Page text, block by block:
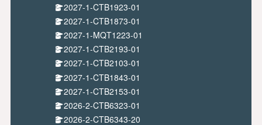
2027-1-CTB1923-01
2027-1-CTB1873-01
2027-1-MQT1223-01
2027-1-CTB2193-01
2027-1-CTB2103-01
2027-1-CTB1843-01
2027-1-CTB2153-01
2026-2-CTB6323-01
2026-2-CTB6343-20